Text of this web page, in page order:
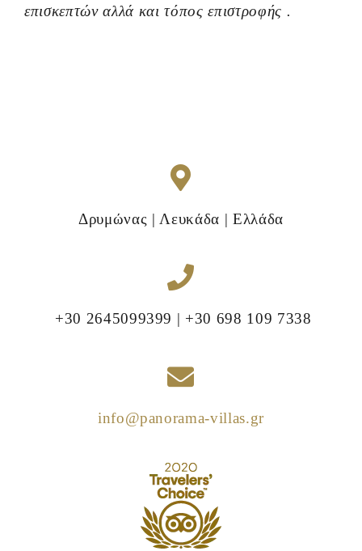
επισκεπτών αλλά και τόπος επιστροφής .
Δρυμώνας | Λευκάδα | Ελλάδα
+30 2645099399 | +30 698 109 7338
info@panorama-villas.gr